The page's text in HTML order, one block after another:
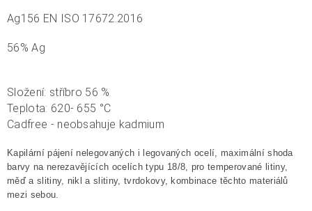
Ag156 EN ISO 17672.2016
56% Ag
Složení: stříbro 56 %
Teplota: 620- 655 °C
Cadfree - neobsahuje kadmium
Kapilární pájení nelegovaných i legovaných ocelí, maximální shoda
barvy na nerezavějících ocelích typu 18/8, protemperované litiny,
měď aslitiny, nikl aslitiny, tvrdokovy, kombinace těchto materiálů
mezi sebou.